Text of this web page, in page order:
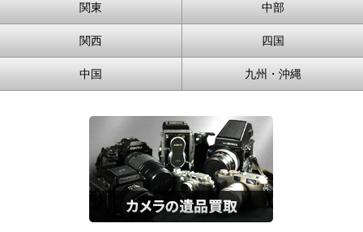
関東 中部
関西 四国
中国 九州・沖縄